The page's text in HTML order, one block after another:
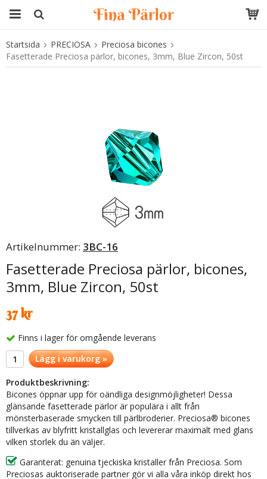
Produkten har blivit tillagd i varukorgen
Startsida PRECIOSA
Preciosa bicones
Fasetterade Preciosa pärlor, bicones, 3mm, Blue Zircon, 50st
Artikelnummer: 3BC-16
Fasetterade Preciosa pärlor, bicones,
3mm, Blue Zircon, 50st
37 kr
Finns i lager för omgående leverans
Lägg i varukorg »
Produktbeskrivning:
Bicones öppnar upp för oändliga designmöjligheter! Dessa
glänsande fasetterade pärlor är populära i allt från
mönsterbaserade smycken till pärlbroderier. Preciosa® bicones
tillverkas av blyfritt kristallglas och levererar maximalt med glans
vilken storlek du än väljer.
Garanterat: genuina tjeckiska kristaller från Preciosa. Som
Preciosas auktoriserade partner gör vi alla våra inköp direkt hos